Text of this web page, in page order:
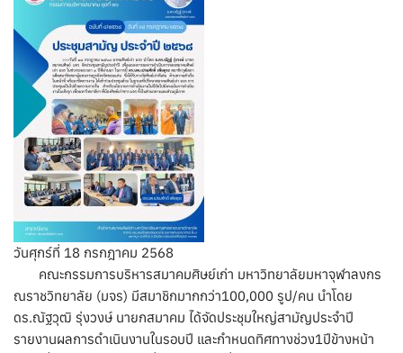
วันศุกร์ที่ 18 กรกฎาคม 2568
คณะกรรมการบริหารสมาคมศิษย์เก่า มหาวิทยาลัยมหาจุฬาลงกร
ณราชวิทยาลัย (มจร) มีสมาชิกมากกว่า100,000 รูป/คน นำโดย
ดร.ณัฐวุฒิ รุ่งวงษ์ นายกสมาคม ได้จัดประชุมใหญ่สามัญประจำปี
รายงานผลการดำเนินงานในรอบปี และกำหนดทิศทางช่วง1ปีข้างหน้า